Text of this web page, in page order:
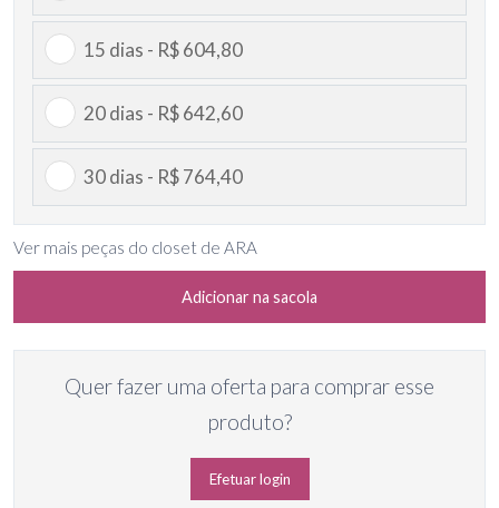
15 dias - R$ 604,80
20 dias - R$ 642,60
30 dias - R$ 764,40
Ver mais peças do closet de ARA
Adicionar na sacola
Quer fazer uma oferta para comprar esse
produto?
Efetuar login